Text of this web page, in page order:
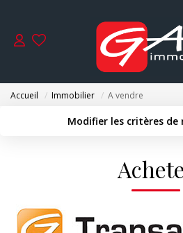
ACHETER
SYNDIC
Accueil Immobilier A vendre
Modifier les critères de
Budget max